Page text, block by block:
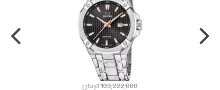
103,222,000 تومان